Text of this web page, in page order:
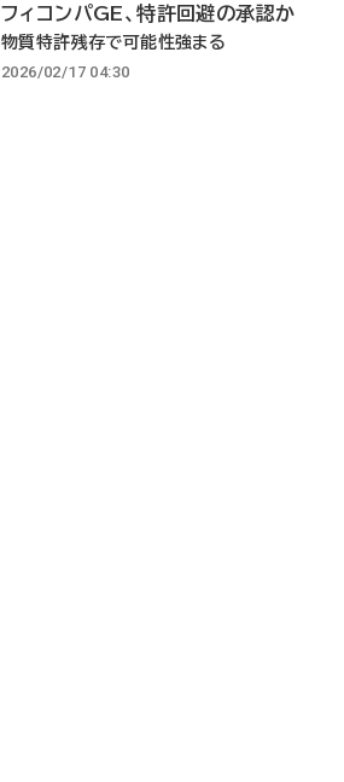
フィコンパGE、特許回避の承認か
物質特許残存で可能性強まる
2026/02/17 04:30